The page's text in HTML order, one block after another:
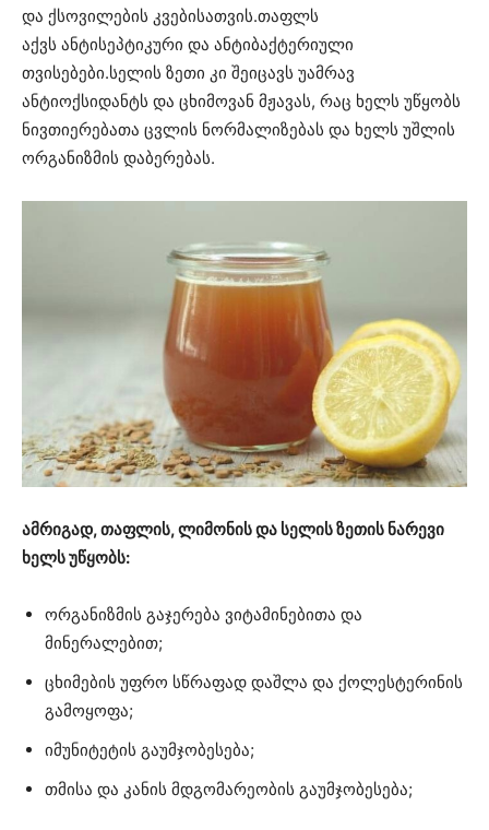
და ქსოვილების კვებისათვის.თაფლს
აქვს ანტისეპტიკური და ანტიბაქტერიული
თვისებები.სელის ზეთი კი შეიცავს უამრავ
ანტიოქსიდანტს და ცხიმოვან მჟავას, რაც ხელს უწყობს
ნივთიერებათა ცვლის ნორმალიზებას და ხელს უშლის
ორგანიზმის დაბერებას.
ამრიგად, თაფლის, ლიმონის და სელის ზეთის ნარევი
ხელს უწყობს:
ორგანიზმის გაჯერება ვიტამინებითა და
მინერალებით;
ცხიმების უფრო სწრაფად დაშლა და ქოლესტერინის
გამოყოფა;
იმუნიტეტის გაუმჯობესება;
თმისა და კანის მდგომარეობის გაუმჯობესება;